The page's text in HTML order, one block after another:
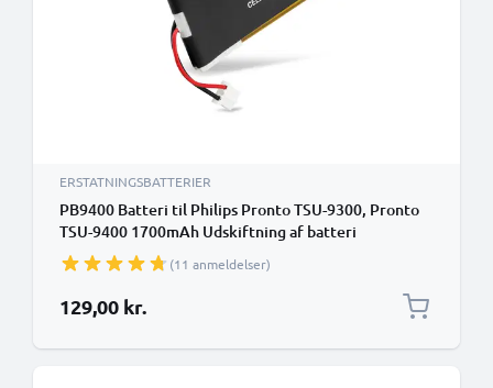
ERSTATNINGSBATTERIER
PB9400 Batteri til Philips Pronto TSU-9300, Pronto
TSU-9400 1700mAh Udskiftning af batteri
Fjernbetjening (11 anmeldelser)
129,00 kr.